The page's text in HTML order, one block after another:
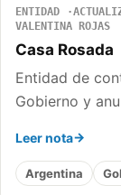
ENTIDAD
VALENTINA ROJAS
Casa Rosada
Entidad de
Gobierno y
Leer nota
Argentina